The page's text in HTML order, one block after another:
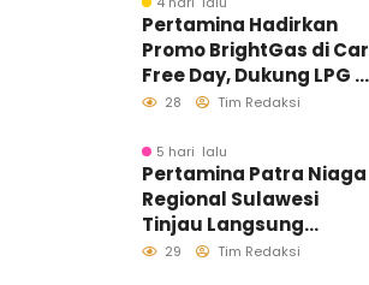
Pertamina Hadirkan
Promo BrightGas di Car
Free Day, Dukung LPG 3
Kg Tepat Sasaran
28 Tim Redaksi
5 hari lalu
Pertamina Patra Niaga
Regional Sulawesi
Tinjau Langsung
Pelayanan SPBU di
29 Tim Redaksi